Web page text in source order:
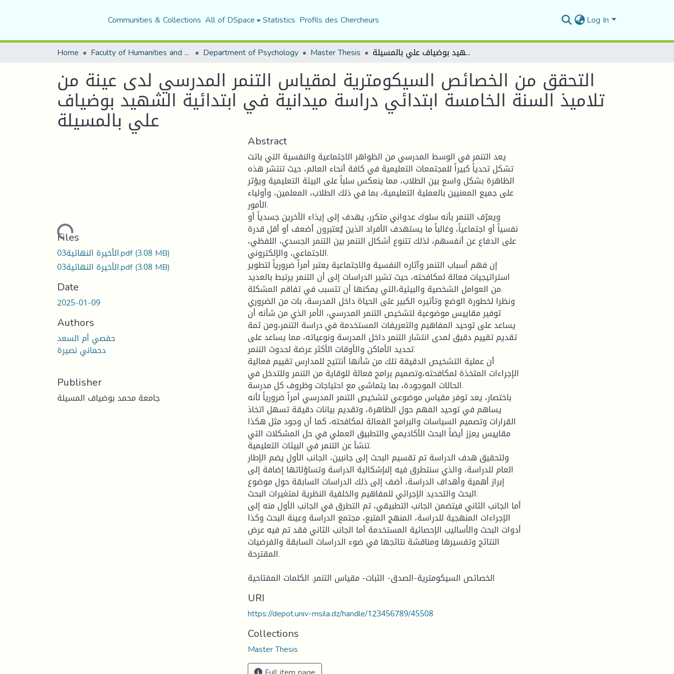
Communities & Collections All of DSpace Statistics Profils des Chercheurs Log In
Home Faculty of Humanities and Social Sciences Department of Psychology Master Thesis التحقق من الخصائص السيكومترية لمقياس التنمر المدرسي لدى عينة من تلاميذ السنة الخامسة ابتدائي دراسة ميدانية في ابتدائية الشهيد بوضياف علي بالمسيلة
التحقق من الخصائص السيكومترية لمقياس التنمر المدرسي لدى عينة من
تلاميذ السنة الخامسة ابتدائي دراسة ميدانية في ابتدائية الشهيد بوضياف
علي بالمسيلة
Loading...
Files
الأخيرة النهائية03.pdf(3.08 MB)
الأخيرة النهائية03.pdf(3.08 MB)
Date
2025-01-09
Authors
حفصي أم السعد
دحماني نصيرة
Publisher
جامعة محمد بوضياف المسيلة
Abstract
يعد التنمر في الوسط المدرسي من الظواهر الاجتماعية والنفسية التي باتت
تشكل تحدياً كبيراً للمجتمعات التعليمية في كافة أنحاء العالم، حيث تنتشر هذه
الظاهرة بشكل واسع بين الطلاب، مما ينعكس سلباً على البيئة التعليمية ويؤثر
على جميع المعنيين بالعملية التعليمية، بما في ذلك الطلاب، المعلمين، وأولياء
الأمور.
ويعرّف التنمر بأنه سلوك عدواني متكرر، يهدف إلى إيذاء الآخرين جسدياً أو
نفسياً أو اجتماعياً، وغالباً ما يستهدف الأفراد الذين يُعتبرون أضعف أو أقل قدرة
على الدفاع عن أنفسهم، لذلك تتنوع أشكال التنمر بين التنمر الجسدي، اللفظي،
الاجتماعي، والإلكتروني.
إن فهم أسباب التنمر وآثاره النفسية والاجتماعية يعتبر أمراً ضرورياً لتطوير
استراتيجيات فعالة لمكافحته، حيث تشير الدراسات إلى أن التنمر يرتبط بالعديد
من العوامل الشخصية والبيئية،التي يمكنها أن تتسبب في تفاقم المشكلة.
ونظرا لخطورة الوضع وتأثيره الكبير على الحياة داخل المدرسة، بات من الضروري
توفير مقاييس موضوعية لتشخيص التنمر المدرسي، الأمر الذي من شأنه أن
يساعد على توحيد المفاهيم والتعريفات المستخدمة في دراسة التنمر،ومن ثمة
تقديم تقييم دقيق لمدى انتشار التنمر داخل المدرسة ونوعياته، مما يساعد على
تحديد الأماكن والأوقات الأكثر عرضة لحدوث التنمر.
أن عملية التشخيص الدقيقة تلك من شأنها أنتتيح للمدارس تقييم فعالية
الإجراءات المتخذة لمكافحته،وتصميم برامج فعالة للوقاية من التنمر وللتدخل في
الحالات الموجودة، بما يتماشى مع احتياجات وظروف كل مدرسة.
باختصار، يعد توفر مقياس موضوعي لتشخيص التنمر المدرسي أمراً ضرورياً لأنه
يساهم في توحيد الفهم حول الظاهرة، وتقديم بيانات دقيقة تسهل اتخاذ
القرارات وتصميم السياسات والبرامج الفعالة لمكافحته، كما أن وجود مثل هكذا
مقاييس يعزز أيضاً البحث الأكاديمي والتطبيق العملي في حل المشكلات التي
تنشأ عن التنمر في البيئات التعليمية.
ولتحقيق هدف الدراسة تم تقسيم البحث إلى جانبين، الجانب الأول يضم الإطار
العام للدراسة، والذي سنتطرق فيه إلىإشكالية الدراسة وتساؤلاتها إضافة إلى
إبراز أهمية وأهداف الدراسة، أضف إلى ذلك الدراسات السابقة حول موضوع
البحث والتحديد الإجرائي للمفاهيم والخلفية النظرية لمتغيرات البحث.
أما الجانب الثاني فيتضمن الجانب التطبيقي، تم التطرق في الجانب الأول منه إلى
الإجراءات المنهجية للدراسة، المنهج المتبع، مجتمع الدراسة وعينة البحث وكذا
أدوات البحث والأساليب الإحصائية المستخدمة أما الجانب الثاني فقد تم فيه عرض
النتائج وتفسيرها ومناقشة نتائجها في ضوء الدراسات السابقة والفرضيات
المقترحة.
الخصائص السيكومترية-الصدق- الثبات- مقياس التنمر. الكلمات المفتاحية
URI
https://depot.univ-msila.dz/handle/123456789/45508
Collections
Master Thesis